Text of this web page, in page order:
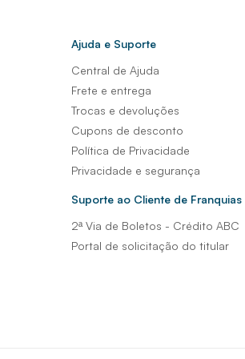
Ajuda e Suporte
Central de Ajuda
Frete e entrega
Trocas e devoluções
Cupons de desconto
Política de Privacidade
Privacidade e segurança
Suporte ao Cliente de Franquias
2ª Via de Boletos - Crédito ABC
Portal de solicitação do titular